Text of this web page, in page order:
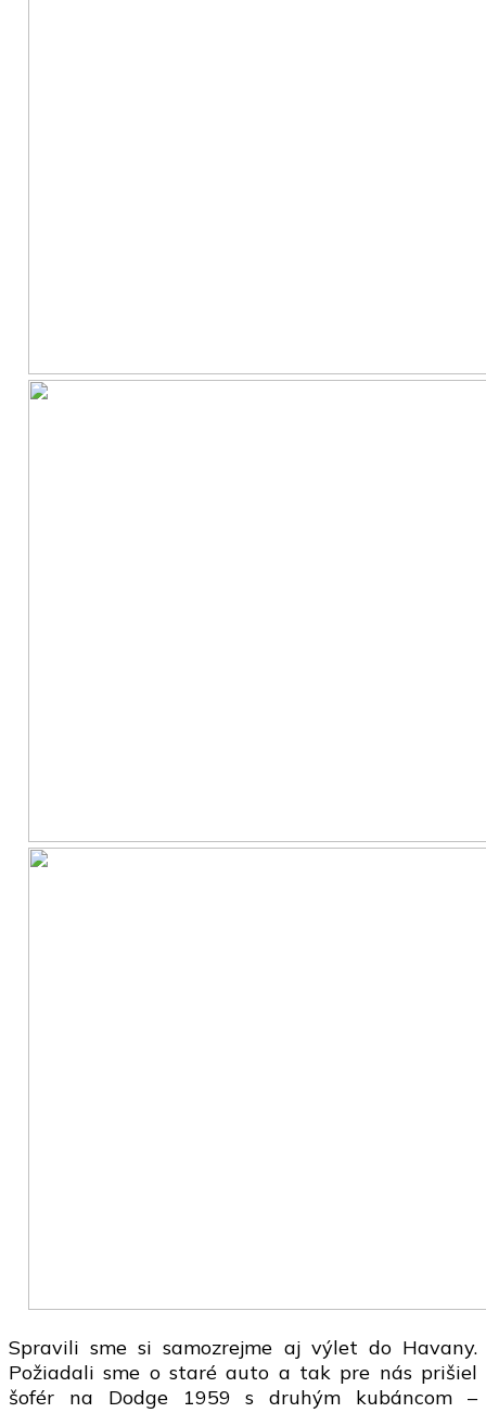
Spravili sme si samozrejme aj výlet do Havany.
Požiadali sme o staré auto a tak pre nás prišiel
šofér na Dodge 1959 s druhým kubáncom –